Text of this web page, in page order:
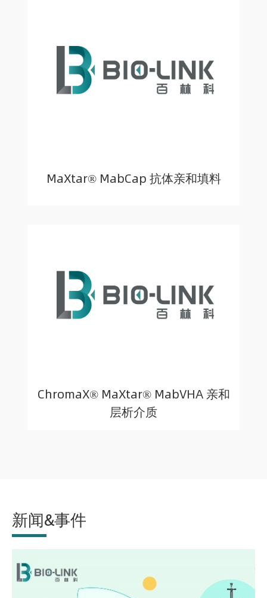
MaXtar® MabCap 抗体亲和填料
ChromaX® MaXtar® MabVHA 亲和
层析介质
新闻&事件